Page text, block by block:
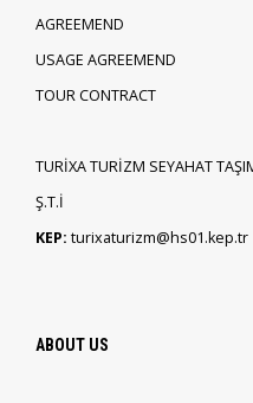
AGREEMEND
USAGE AGREEMEND
TOUR CONTRACT
TURİXA TURİZM SEYAHAT
Ş.T.İ
KEP: turixaturizm@hs01.kep.tr
ABOUT US